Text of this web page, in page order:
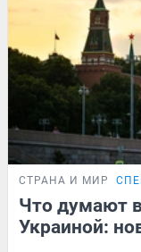
СТРАНА И МИР
Что думают
Украиной: